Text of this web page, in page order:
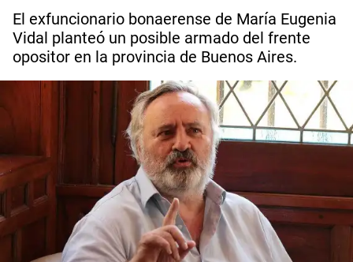
El exfuncionario bonaerense de María Eugenia
Vidal planteó un posible armado del frente
opositor en la provincia de Buenos Aires.